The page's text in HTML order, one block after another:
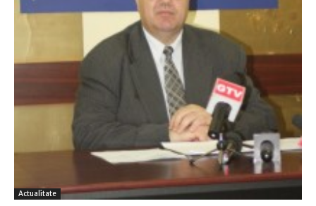
Actualitate